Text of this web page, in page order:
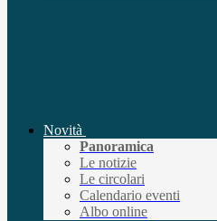
Novità
Panoramica
Le notizie
Le circolari
Calendario eventi
Albo online